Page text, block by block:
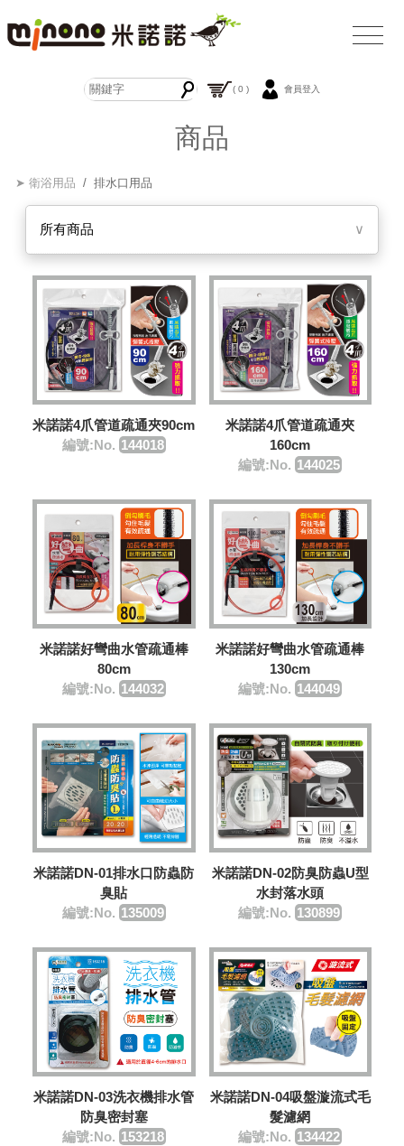
( 0 ) 會員登入
商品
➤ 衛浴用品 / 排水口用品
所有商品 ∨
米諾諾4爪管道疏通夾90cm
編號:No. 144018
米諾諾4爪管道疏通夾
160cm
編號:No. 144025
米諾諾好彎曲水管疏通棒
80cm
編號:No. 144032
米諾諾好彎曲水管疏通棒
130cm
編號:No. 144049
米諾諾DN-01排水口防蟲防
臭貼
編號:No. 135009
米諾諾DN-02防臭防蟲U型
水封落水頭
編號:No. 130899
米諾諾DN-03洗衣機排水管
防臭密封塞
編號:No. 153218
米諾諾DN-04吸盤漩流式毛
髮濾網
編號:No. 134422